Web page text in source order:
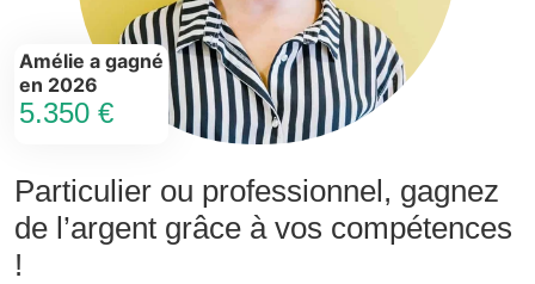
Particulier ou professionnel, gagnez
de l’argent grâce à vos compétences
!
Amélie a gagné
en 2026
5.350 €